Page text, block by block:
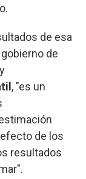
de esa
de
, "es un
de los
resultados